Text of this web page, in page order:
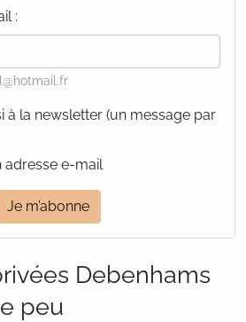
:
à la newsletter (un message par
adresse e-mail
Je m’abonne
Debenhams
peu